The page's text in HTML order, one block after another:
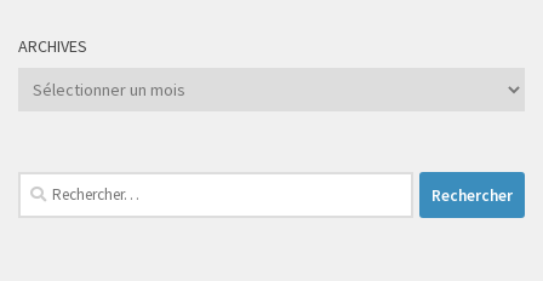
ARCHIVES
Archives
Rechercher :